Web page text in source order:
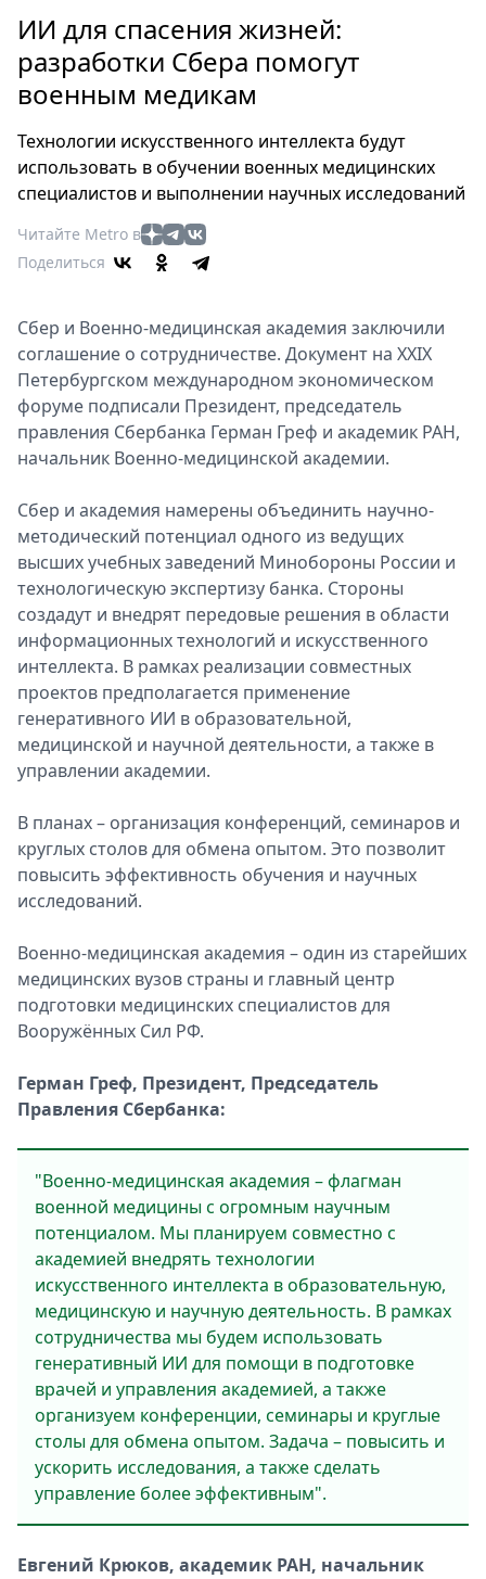
Россия
Мир
Здоровье
Туризм
Мода
Кино
Афиша
Выставки
Пресс-
релизы
О
Metro
Спецпроекты
Звезды
Выборы
2026
Скачай
Metro
ИИ для спасения жизней:
разработки Сбера помогут
военным медикам
Технологии искусственного интеллекта будут
использовать в обучении военных медицинских
специалистов и выполнении научных исследований
Читайте Metro в
Поделиться
Сбер и Военно-медицинская академия заключили
соглашение о сотрудничестве. Документ на XXIX
Петербургском международном экономическом
форуме подписали Президент, председатель
правления Сбербанка Герман Греф и академик РАН,
начальник Военно-медицинской академии.
Сбер и академия намерены объединить научно-
методический потенциал одного из ведущих
высших учебных заведений Минобороны России и
технологическую экспертизу банка. Стороны
создадут и внедрят передовые решения в области
информационных технологий и искусственного
интеллекта. В рамках реализации совместных
проектов предполагается применение
генеративного ИИ в образовательной,
медицинской и научной деятельности, а также в
управлении академии.
В планах – организация конференций, семинаров и
круглых столов для обмена опытом. Это позволит
повысить эффективность обучения и научных
исследований.
Военно-медицинская академия – один из старейших
медицинских вузов страны и главный центр
подготовки медицинских специалистов для
Вооружённых Сил РФ.
Герман Греф, Президент, Председатель
Правления Сбербанка:
"Военно-медицинская академия – флагман
военной медицины с огромным научным
потенциалом. Мы планируем совместно с
академией внедрять технологии
искусственного интеллекта в образовательную,
медицинскую и научную деятельность. В рамках
сотрудничества мы будем использовать
генеративный ИИ для помощи в подготовке
врачей и управления академией, а также
организуем конференции, семинары и круглые
столы для обмена опытом. Задача – повысить и
ускорить исследования, а также сделать
управление более эффективным".
Евгений Крюков, академик РАН, начальник